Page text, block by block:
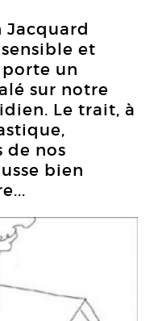
Jacquard
et
un
sur notre
Le trait, à
de nos
bien